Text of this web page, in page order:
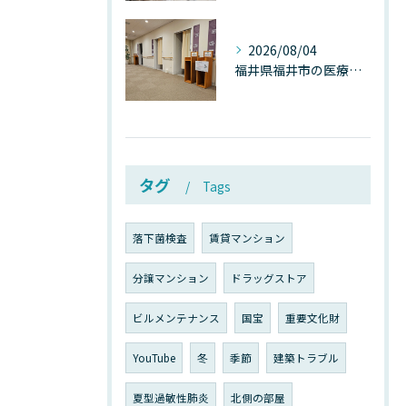
2026/08/04
福井県福井市の医療施設で広がる“見えないカビ汚染”──なぜ除カビが必須なのか、その本質を徹底解説
タグ Tags
落下菌検査 賃貸マンション
分譲マンション ドラッグストア
ビルメンテナンス 国宝 重要文化財
YouTube 冬 季節 建築トラブル
夏型過敏性肺炎 北側の部屋